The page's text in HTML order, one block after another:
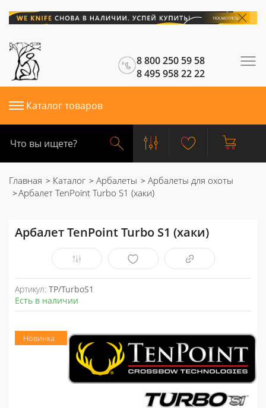
8 800 250 59 58
8 495 958 22 22
Каталог товаров
Главная Каталог Арбалеты
Арбалеты для охоты
Арбалет TenPoint Turbo S1 (хаки)
Арбалет TenPoint Turbo S1 (хаки)
Артикул: TP/TurboS1
Есть в наличии
Новинка